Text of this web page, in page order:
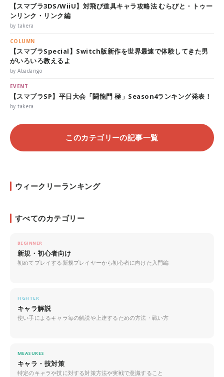
【スマブラ3DS/WiiU】対飛び道具キャラ攻略法 むらびと・トゥー
ンリンク・リンク編
by takera
COLUMN
【スマブラSpecial】Switch版新作を世界最速で体験してきた男
がいろいろ教えるよ
by Abadango
EVENT
【スマブラSP】平日大会「闘龍門 極」Season4ランキング発表！
by takera
このカテゴリーの記事一覧
ウィークリーランキング
すべてのカテゴリー
BEGINNER
新規・初心者向け
初めてプレイする新規プレイヤーから初心者に向けた入門編
FIGHTER
キャラ解説
使い手によるキャラ毎の解説や上達するための方法・戦い方
MEASURES
キャラ・技対策
特定のキャラや技に対する対策方法や実戦で意識すること